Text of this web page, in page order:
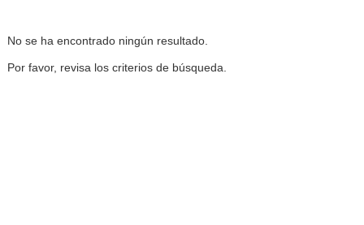
No se ha encontrado ningún resultado.
Por favor, revisa los criterios de búsqueda.